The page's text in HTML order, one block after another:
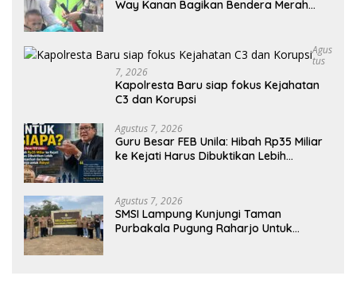
Way Kanan Bagikan Bendera Merah
Agus
Tus
7, 2026
Kapolresta Baru siap fokus Kejahatan
C3 dan Korupsi
Agustus 7, 2026
Guru Besar FEB Unila: Hibah Rp35 Miliar
ke Kejati Harus Dibuktikan Lebih
Agustus 7, 2026
SMSI Lampung Kunjungi Taman
Purbakala Pugung Raharjo Untuk